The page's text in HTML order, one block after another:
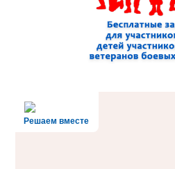
Решаем вместе